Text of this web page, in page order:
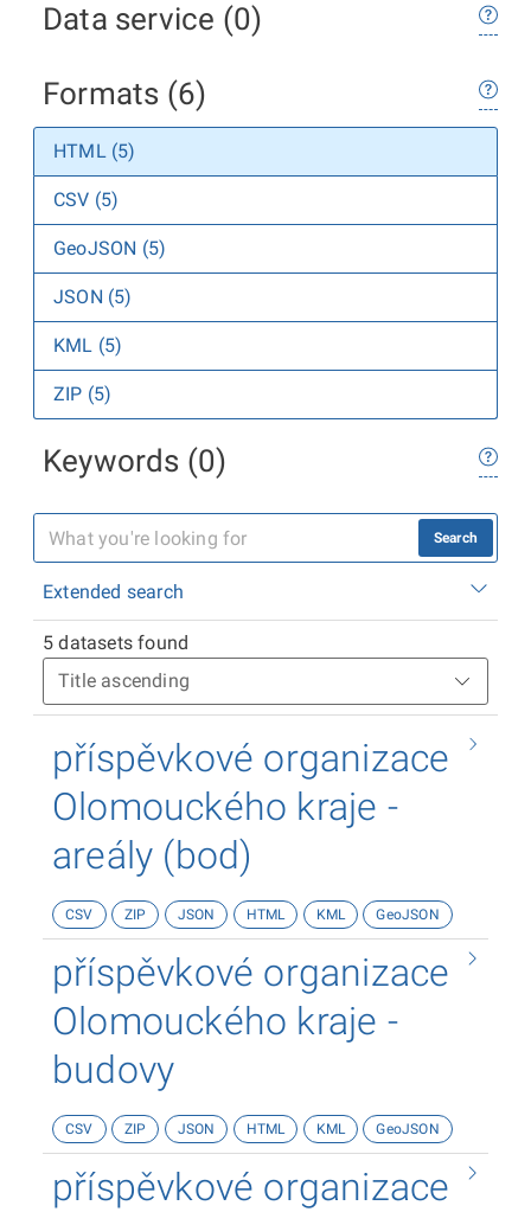
Data service (0)
Formats (6)
HTML (5)
CSV (5)
GeoJSON (5)
JSON (5)
KML (5)
ZIP (5)
Keywords (0)
Search
Extended search
5 datasets found
příspěvkové organizace
Olomouckého kraje -
areály (bod)
CSV ZIP JSON HTML KML GeoJSON
příspěvkové organizace
Olomouckého kraje -
budovy
CSV ZIP JSON HTML KML GeoJSON
příspěvkové organizace